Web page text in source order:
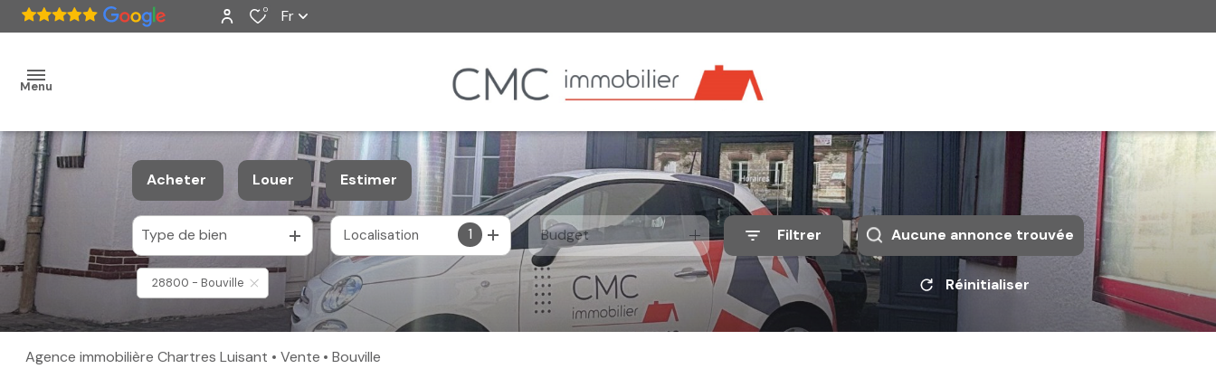
0 Fr
Menu
accueil
ventes
nos
biens
vendus
estimation
Acheter
De l'ancien
De l'immo pro
Louer
à l'année
Estimer
Type de bien 1
Localisation Budget Filtrer Aucune annonce trouvée
28800 - Bouville Réinitialiser
Agence immobilière Chartres Luisant Vente Bouville